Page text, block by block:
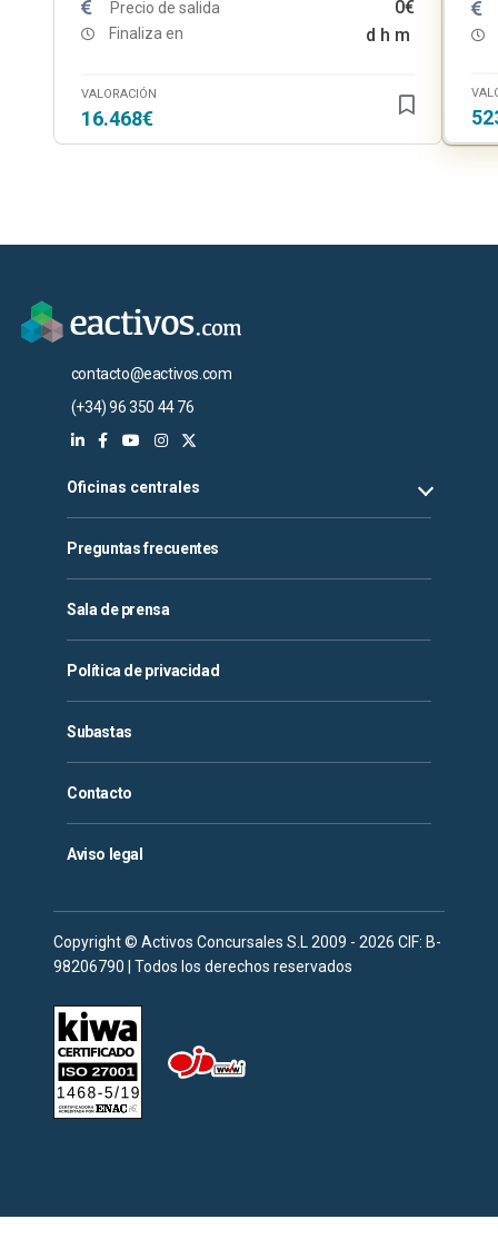
Precio de salida 0€
Finaliza en d h m
VALORACIÓN
16.468€
contacto@eactivos.com
(+34) 96 350 44 76
Oficinas centrales
Preguntas frecuentes
Sala de prensa
Política de privacidad
Subastas
Contacto
Aviso legal
Copyright © Activos Concursales S.L 2009 - 2026 CIF: B-
98206790 | Todos los derechos reservados